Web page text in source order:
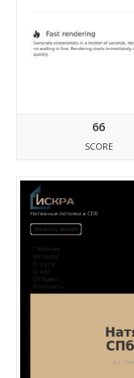
66
SCORE